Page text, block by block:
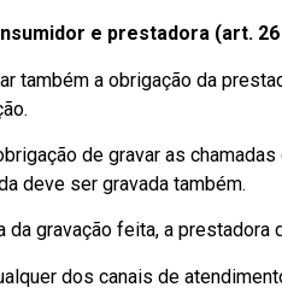
e prestadora (art. 26
também a obrigação da
de gravar as
deve ser gravada também.
gravação feita, a
dos canais de